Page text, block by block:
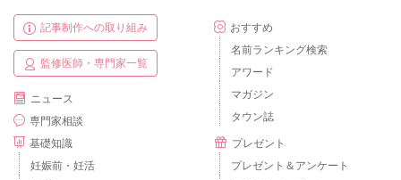
記事制作への取り組み
監修医師・専門家一覧
ニュース
専門家相談
基礎知識
妊娠前・妊活
おすすめ
名前ランキング検索
アワード
マガジン
タウン誌
プレゼント
プレゼント＆アンケート